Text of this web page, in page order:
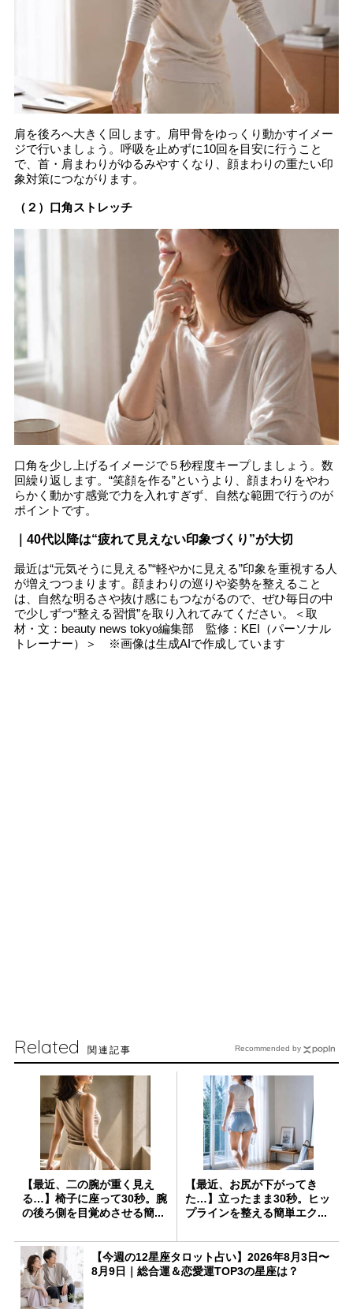
肩を後ろへ大きく回します。肩甲骨をゆっくり動かすイメー
ジで行いましょう。呼吸を止めずに10回を目安に行うこと
で、首・肩まわりがゆるみやすくなり、顔まわりの重たい印
象対策につながります。
（２）口角ストレッチ
口角を少し上げるイメージで５秒程度キープしましょう。数
回繰り返します。“笑顔を作る”というより、顔まわりをやわ
らかく動かす感覚で力を入れすぎず、自然な範囲で行うのが
ポイントです。
｜40代以降は“疲れて見えない印象づくり”が大切
最近は“元気そうに見える”“軽やかに見える”印象を重視する人
が増えつつまります。顔まわりの巡りや姿勢を整えること
は、自然な明るさや抜け感にもつながるので、ぜひ毎日の中
で少しずつ“整える習慣”を取り入れてみてください。＜取
材・文：beauty news tokyo編集部 監修：KEI（パーソナル
トレーナー）＞ ※画像は生成AIで作成しています
Related 関連記事
【最近、二の腕が重く見え
る…】椅子に座って30秒。腕
の後ろ側を目覚めさせる簡...
【最近、お尻が下がってき
た…】立ったまま30秒。ヒッ
プラインを整える簡単エク...
【今週の12星座タロット占い】2026年8月3日〜
8月9日｜総合運＆恋愛運TOP3の星座は？
Recommended by